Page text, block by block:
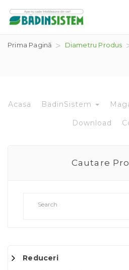
Prima Pagină Diametru Produs
Acasa BadinSistem
Download
Cautare
Reduceri